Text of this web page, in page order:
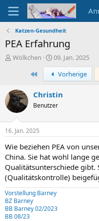
Katzen-Gesundheit
PEA Erfahrung
E
e
l
e
Wölkchen
E
r
s
t
e
l
m
09. Jan. 2025
Erste
Vorherige
Christin
Benutzer
16. Jan. 2025
Wie beziehen PEA von
China. Sie hat wohl lange
Qualitätsunterschiede gibt.
(Qualitätskontrolle)
Vorstellung Barney
BZ Barney
BB Barney 02/2023
BB 08/23